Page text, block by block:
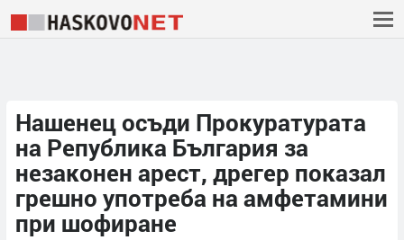
Нашенец осъди Прокуратурата
на Република България за
незаконен арест, дрегер показал
грешно употреба на амфетамини
при шофиране